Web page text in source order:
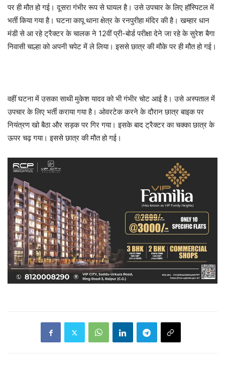
पर ही मौत हो गई। दूसरा गंभीर रूप से घायल है। उसे उपचार के लिए हॉस्पिटल में
भर्ती किया गया है। घटना कापू थाना क्षेत्र के रनपुरीहा मंदिर की है। खम्हार धान
मंडी से आ रहे ट्रैक्टर के चालक ने 12वीं प्री-बोर्ड परीक्षा देने जा रहे के सुरेश बैगा
निवासी चाल्हा को अपनी चपेट में ले लिया। इससे छात्र की मौके पर ही मौत हो गई।
वहीं घटना में उसका साथी मुकेश यादव को भी गंभीर चोट आई है। उसे अस्पताल में
उपचार के लिए भर्ती कराया गया है। ओवरटेक करने के दौरान छात्र बाइक पर
नियंत्रण खो बैठा और सड़क पर गिर गया। इसके बाद ट्रैक्टर का चक्का छात्र के
ऊपर चढ़ गया। इससे छात्र की मौत हो गई।